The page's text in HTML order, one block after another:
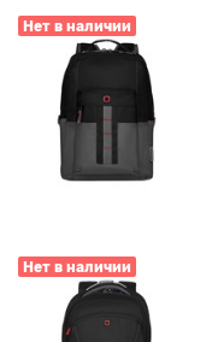
Нет в наличии
Нет в наличии